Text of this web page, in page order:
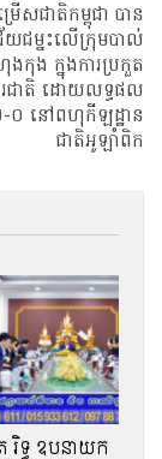
េីសជាតិកម្ពុជា​ បាន
ជម្នះលើក្រុមបាល់
កុង ក្នុងការប្រកួត
រជាតិ ដោយលទ្ធផល
០ នៅពហុកីឡដ្ឋាន
ជាតិអូឡាំពិក
រិទ្ធ ឧបនាយក